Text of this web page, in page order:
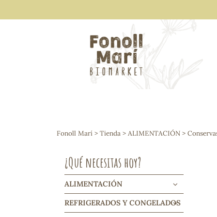
Arroces y legumbres
Frutos secos y snacks
Cereales, mueslis, hinchados y
Galletas y dulces
Vinos y cavas
Condimentos y salsas
Harinas y sémolas
Pasta
Fonoll Marí > Tienda > ALIMENTACIÓN >
¿Qué necesitas hoy?
ALIMENTACIÓN
REFRIGERADOS Y CONGELADOS